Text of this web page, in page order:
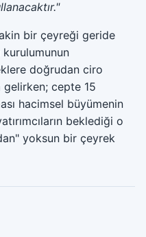
bir çeyreği geride
doğrudan ciro
gelirken; cepte 15
hacimsel büyümenin
beklediği o
yoksun bir çeyrek